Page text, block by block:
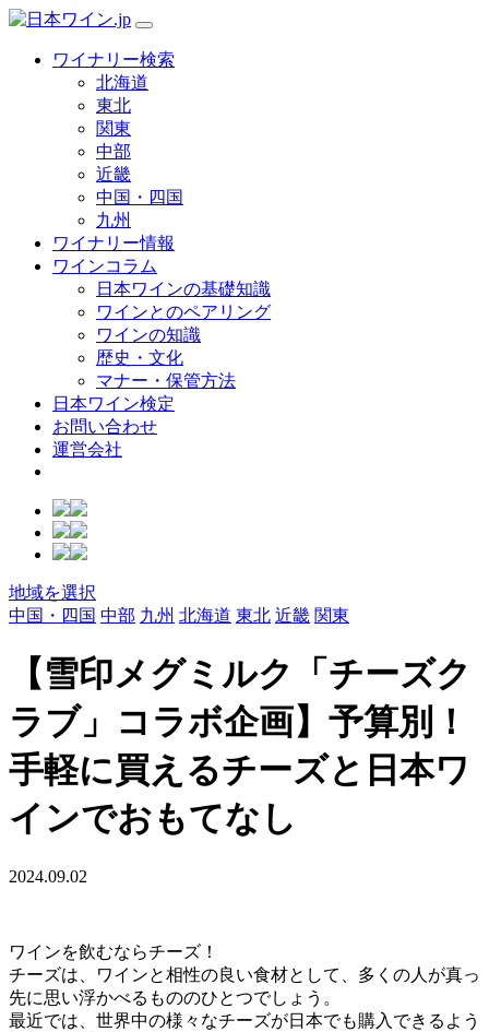
ワイナリー検索
北海道
東北
関東
中部
近畿
中国・四国
九州
ワイナリー情報
ワインコラム
日本ワインの基礎知識
ワインとのペアリング
ワインの知識
歴史・文化
マナー・保管方法
日本ワイン検定
お問い合わせ
運営会社
地域を選択
中国・四国 中部 九州 北海道 東北 近畿 関東
【雪印メグミルク「チーズク
ラブ」コラボ企画】予算別！
手軽に買えるチーズと日本ワ
インでおもてなし
2024.09.02
ワインを飲むならチーズ！
チーズは、ワインと相性の良い食材として、多くの人が真っ
先に思い浮かべるもののひとつでしょう。
最近では、世界中の様々なチーズが日本でも購入できるよう